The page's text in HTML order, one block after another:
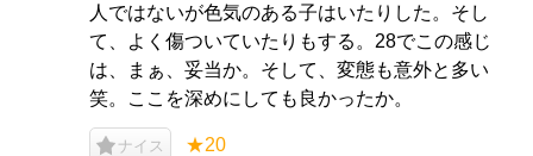
人ではないが色気のある子はいたりした。そし
て、よく傷ついていたりもする。28でこの感じ
は、まぁ、妥当か。そして、変態も意外と多い
笑。ここを深めにしても良かったか。
ナイス ★20